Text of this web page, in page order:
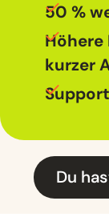
50 %
kurzer
Du